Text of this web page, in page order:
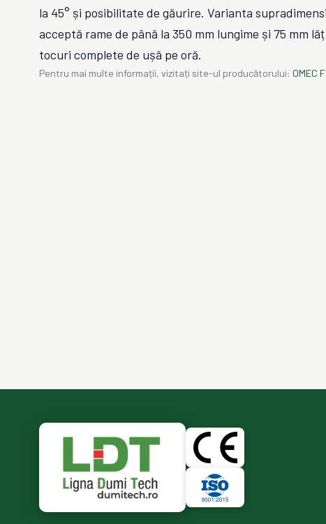
la 45° și posibilitate de găurire. Varianta
acceptă rame de până la 350 mm lungime și 75 mm
tocuri complete de ușă pe oră.
Pentru mai multe informații, vizitați site-ul producătorului: OMEC